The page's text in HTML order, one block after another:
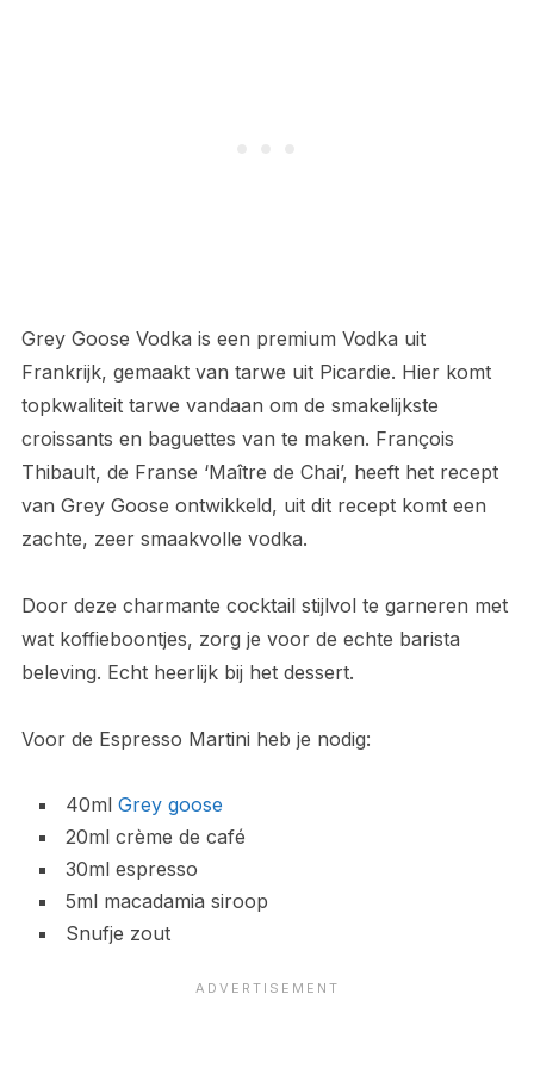
Grey Goose Vodka is een premium Vodka uit
Frankrijk, gemaakt van tarwe uit Picardie. Hier komt
topkwaliteit tarwe vandaan om de smakelijkste
croissants en baguettes van te maken. François
Thibault, de Franse ‘Maître de Chai’, heeft het recept
van Grey Goose ontwikkeld, uit dit recept komt een
zachte, zeer smaakvolle vodka.
Door deze charmante cocktail stijlvol te garneren met
wat koffieboontjes, zorg je voor de echte barista
beleving. Echt heerlijk bij het dessert.
Voor de Espresso Martini heb je nodig:
40ml Grey goose
20ml crème de café
30ml espresso
5ml macadamia siroop
Snufje zout